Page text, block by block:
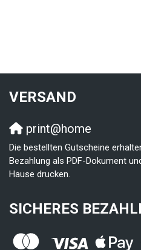
VERSAND
print@home
Die bestellten Gutscheine
Bezahlung als PDF-Dokument
Hause drucken.
SICHERES